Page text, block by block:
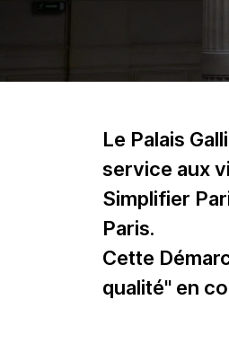
Le Palais
service aux
Simplifier
Paris.
Cette
qualité" en